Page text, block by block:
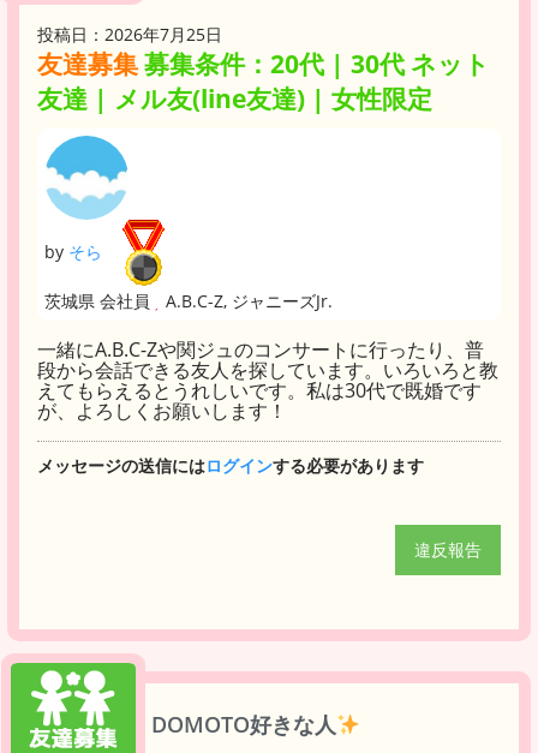
投稿日：2026年7月25日
友達募集募集条件：20代 | 30代 ネット
友達 | メル友(line友達) | 女性限定
by そら
茨城県 会社員 A.B.C-Z, ジャニーズJr.
一緒にA.B.C-Zや関ジュのコンサートに行ったり、普
段から会話できる友人を探しています。いろいろと教
えてもらえるとうれしいです。私は30代で既婚です
が、よろしくお願いします！
メッセージの送信にはログインする必要があります
違反報告
DOMOTO好きな人